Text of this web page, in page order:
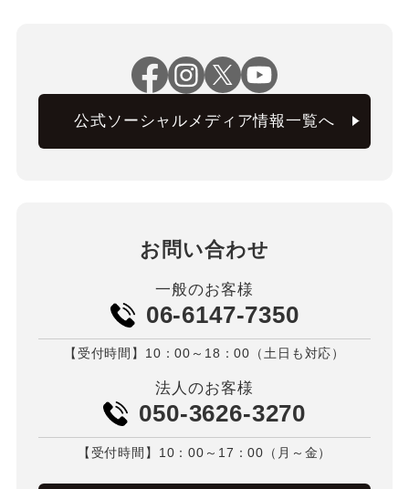
公式ソーシャルメディア情報一覧へ
お問い合わせ
一般のお客様
06-6147-7350
【受付時間】10：00～18：00（土日も対応）
法人のお客様
050-3626-3270
【受付時間】10：00～17：00（月～金）